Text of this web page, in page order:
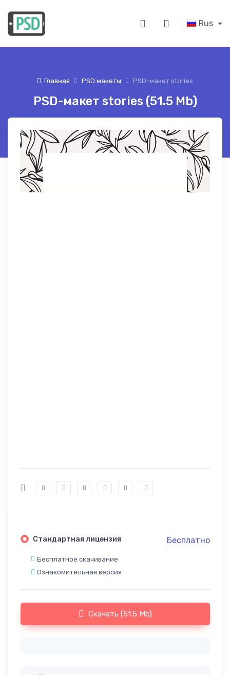
Rus
Главная PSD макеты PSD-макет stories
PSD-макет stories (51.5 Mb)
Стандартная лицензия Бесплатно
Бесплатное скачивание
Ознакомительная версия
Скачать (51.5 Mb)